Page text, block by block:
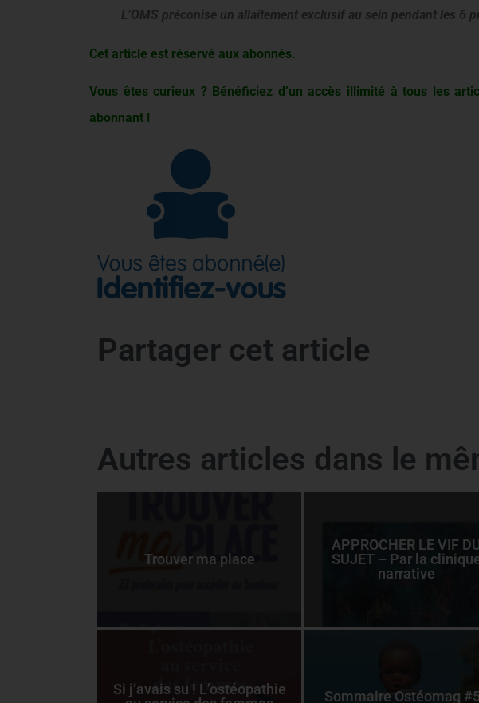
L’OMS préconise un allaitement exclusif au sein pendant les 6
Cet article est réservé aux abonnés.
Vous êtes curieux ? Bénéficiez d’un accès illimité à tous les
abonnant !
Partager cet article
Autres articles dans le
Trouver ma place
APPROCHER LE VIF
SUJET – Par la
narrative
Si j’avais su ! L’ostéopathie
Sommaire Ostéomag